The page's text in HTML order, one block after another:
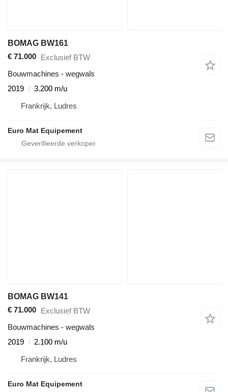
BOMAG BW161
€ 71.000 Exclusief BTW
Bouwmachines - wegwals
2019
3.200 m/u
Frankrijk, Ludres
Euro Mat Equipement
BOMAG BW141
€ 71.000 Exclusief BTW
Bouwmachines - wegwals
2019
2.100 m/u
Frankrijk, Ludres
Euro Mat Equipement